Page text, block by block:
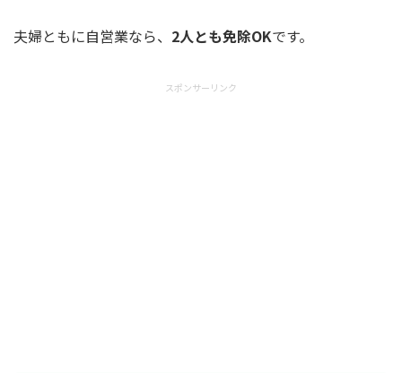
夫婦ともに自営業なら、 2人とも免除OKです。
スポンサーリンク